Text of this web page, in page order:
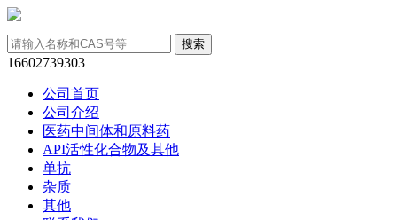
16602739303
公司首页
公司介绍
医药中间体和原料药
API活性化合物及其他
单抗
杂质
其他